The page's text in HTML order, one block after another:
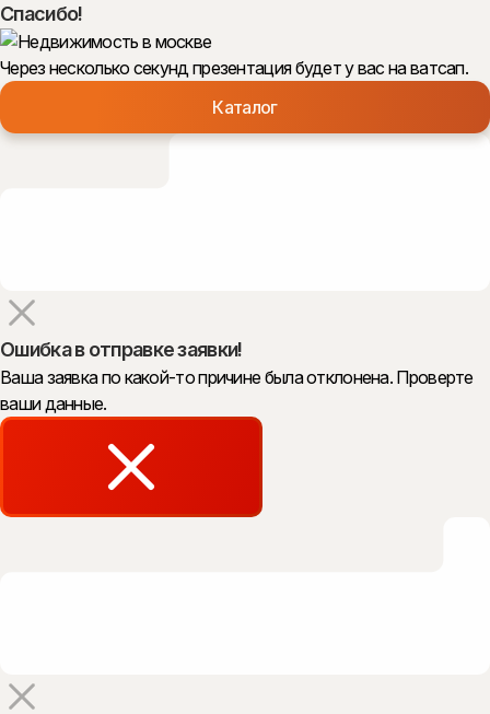
Спасибо!
Через несколько секунд презентация будет у вас на ватсап.
Каталог
Ошибка в отправке заявки!
Ваша заявка по какой-то причине была отклонена. Проверте
ваши данные.